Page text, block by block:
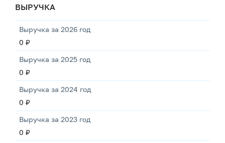
ВЫРУЧКА
Выручка за 2026 год
0 ₽
Выручка за 2025 год
0 ₽
Выручка за 2024 год
0 ₽
Выручка за 2023 год
0 ₽